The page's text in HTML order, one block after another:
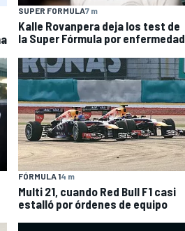
SUPER FORMULA7 m
Kalle Rovanpera deja los test de
la Super Fórmula por enfermedad
FÓRMULA 14 m
Multi 21, cuando Red Bull F1 casi
estalló por órdenes de equipo